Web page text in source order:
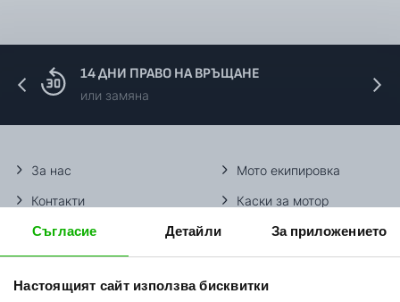
Съгласие Детайли За приложението
Настоящият сайт използва бисквитки
14 ДНИ ПРАВО НА ВРЪЩАНЕ
или замяна
За нас
Контакти
Методи доставка
Начини плащане
Връщане на стока
Мото екипировка
Каски за мотор
Ботуши за мотор
Гуми за мотор
Очила за мотор